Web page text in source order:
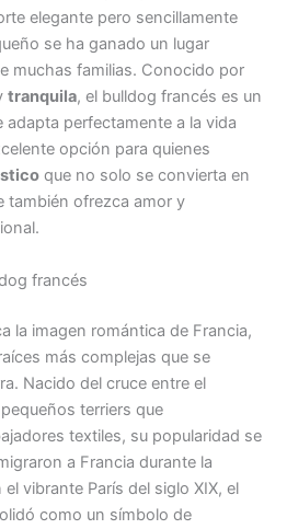
elegante pero sencillamente
se ha ganado un lugar
muchas familias. Conocido por
tranquila, el bulldog francés es un
adapta perfectamente a la vida
opción para quienes
que no solo se convierta en
también ofrezca amor y
francés
la imagen romántica de Francia,
más complejas que se
Nacido del cruce entre el
terriers que
textiles, su popularidad se
a Francia durante la
vibrante París del siglo XIX, el
como un símbolo de